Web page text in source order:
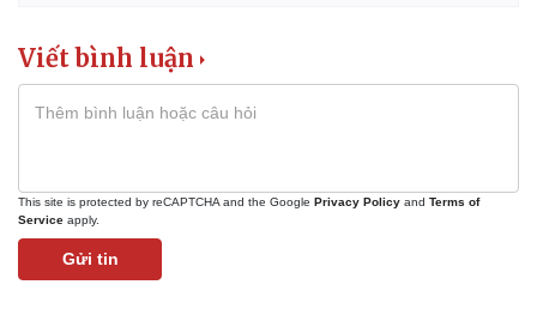
Kinh tế
Khởi nghiệp
Giá cà phê
Viết bình luận
This site is protected by reCAPTCHA and the Google Privacy Policy and Terms of
Service apply.
Gửi tin